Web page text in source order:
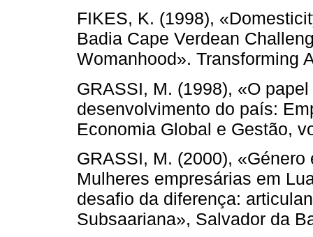
FIKES, K. (1998),
Badia Cape Verdean
Womanhood». Transforming
GRASSI, M. (1998), «O
desenvolvimento do país:
Economia Global e Gestão,
GRASSI, M. (2000),
Mulheres empresárias em
desafio da diferença:
Subsaariana», Salvador da